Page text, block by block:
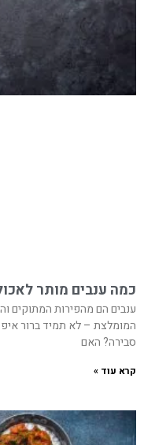
כמה ענבים מותר
ענבים הם מהפירות המתוקים
המומלצת – לא תמיד ברור
סבירה? האם
קרא עוד »